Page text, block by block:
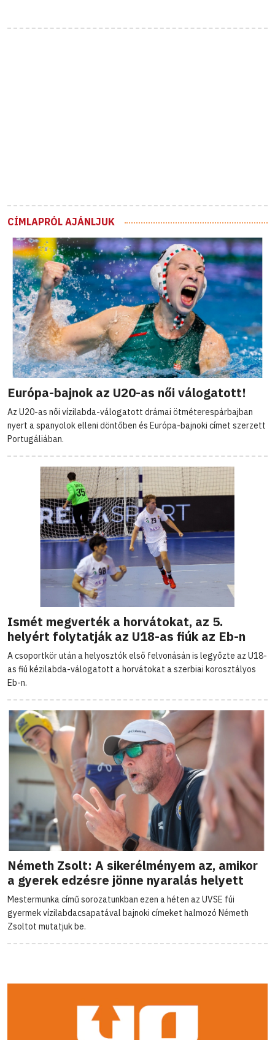
CÍMLAPRÓL AJÁNLJUK
Európa-bajnok az U20-as női válogatott!
Az U20-as női vízilabda-válogatott drámai ötméterespárbajban
nyert a spanyolok elleni döntőben és Európa-bajnoki címet szerzett
Portugáliában.
Ismét megverték a horvátokat, az 5.
helyért folytatják az U18-as fiúk az Eb-n
A csoportkör után a helyosztók első felvonásán is legyőzte az U18-
as fiú kézilabda-válogatott a horvátokat a szerbiai korosztályos
Eb-n.
Németh Zsolt: A sikerélményem az, amikor
a gyerek edzésre jönne nyaralás helyett
Mestermunka című sorozatunkban ezen a héten az UVSE fúi
gyermek vízilabdacsapatával bajnoki címeket halmozó Németh
Zsoltot mutatjuk be.